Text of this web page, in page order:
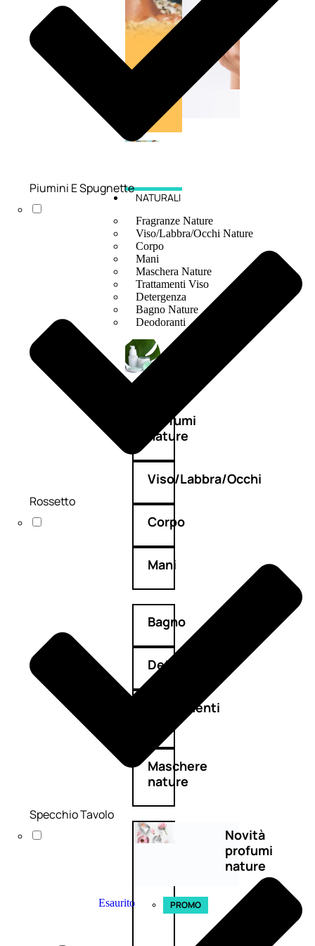
NATURALI
Fragranze Nature
Viso/Labbra/Occhi Nature
Corpo
Mani
Maschera Nature
Trattamenti Viso
Detergenza
Bagno Nature
Deodoranti
Profumi
nature
Viso/Labbra/Occhi
Corpo
Mani
Bagno
Detergenza
Trattamenti
Maschere
nature
Novità
profumi
nature
Esaurito PROMO
Piumini E Spugnette
Rossetto
Specchio Tavolo